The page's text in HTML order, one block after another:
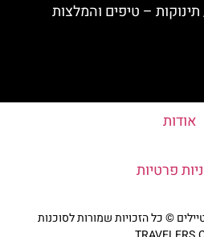
– טיפים והמלצות
אודות
פרטיות
© כל הזכויות שמורות לסוכנות